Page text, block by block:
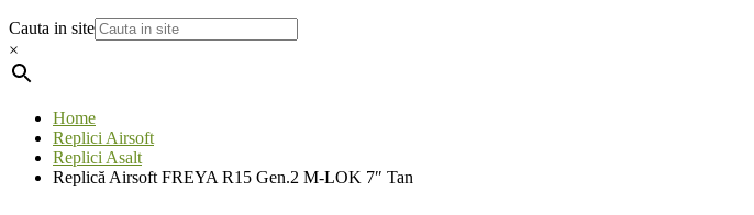
Cauta in site
×
Home
Replici Airsoft
Replici Asalt
Replică Airsoft FREYA R15 Gen.2 M-LOK 7″ Tan